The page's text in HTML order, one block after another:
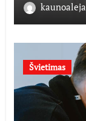
Švietimas